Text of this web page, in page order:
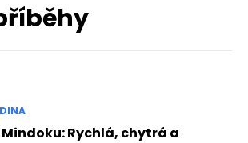
Rychlá, chytrá a